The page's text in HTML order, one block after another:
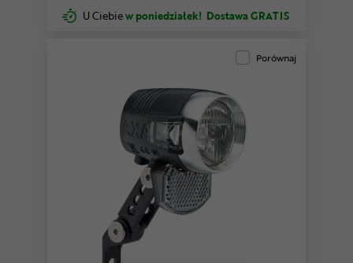
U Ciebiew poniedziałek! Dostawa GRATIS
Porównaj